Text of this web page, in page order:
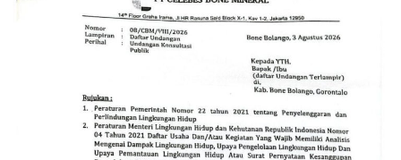
tegasnya.
Rahmat menyebut, langkah hukum yang ditempuh
Pemuda Muhammadiyah bertujuan mendorong
pemerintah agar lebih bertanggung jawab, sekaligus
memastikan praktik penegakan hukum lingkungan
berjalan adil dan menyeluruh.